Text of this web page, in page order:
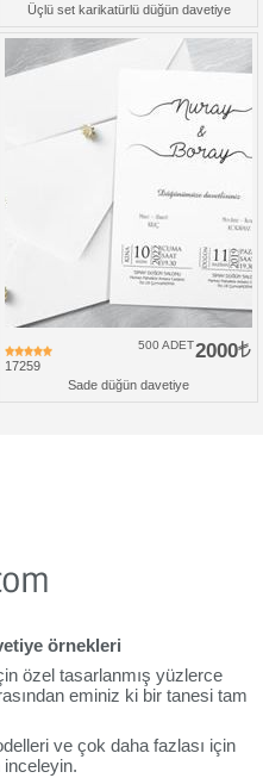
Üçlü set karikatürlü düğün davetiye
17259
2000
500 ADET
Sade düğün davetiye
örnekleri
özel tasarlanmış yüzlerce
eminiz ki bir tanesi tam
ve çok daha fazlası için